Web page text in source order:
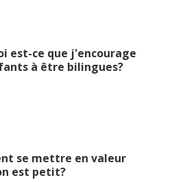
est-ce que j'encourage
à être bilingues?
se mettre en valeur
est petit?